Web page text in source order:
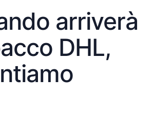
arriverà
DHL,